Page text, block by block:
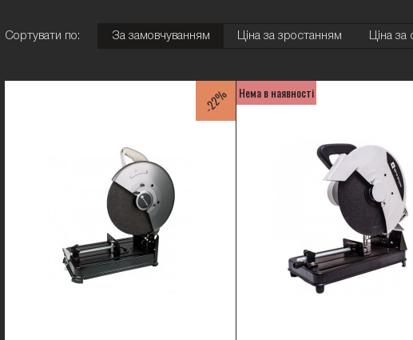
Сортувати по: За замовчуванням Ціна за зростанням Ціна за
-22% Нема в наявності